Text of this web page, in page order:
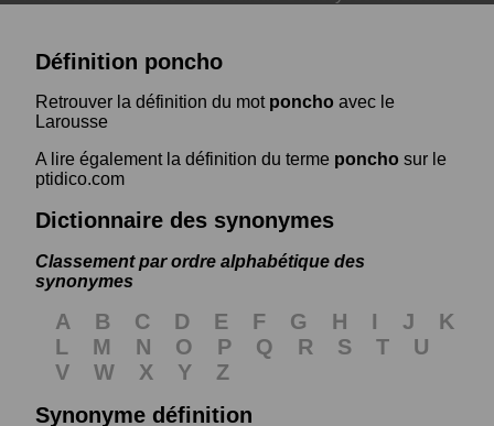
Définition poncho
Retrouver la définition du mot poncho avec le
Larousse
A lire également la définition du terme poncho sur le
ptidico.com
Dictionnaire des synonymes
Classement par ordre alphabétique des
synonymes
A B C D E F G H I J
K
L
M N O P Q R S T
U
V
W X Y
Z
Synonyme définition